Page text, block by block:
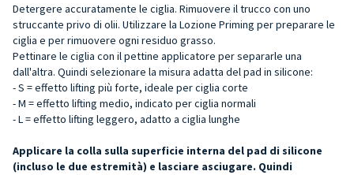
Detergere accuratamente le ciglia. Rimuovere il trucco con uno
struccante privo di olii. Utilizzare la Lozione Priming per preparare le
ciglia e per rimuovere ogni residuo grasso.
Pettinare le ciglia con il pettine applicatore per separarle una
dall'altra. Quindi selezionare la misura adatta del pad in silicone:
- S = effetto lifting più forte, ideale per ciglia corte
- M = effetto lifting medio, indicato per ciglia normali
- L = effetto lifting leggero, adatto a ciglia lunghe
Applicare la colla sulla superficie interna del pad di silicone
(incluso le due estremità) e lasciare asciugare. Quindi